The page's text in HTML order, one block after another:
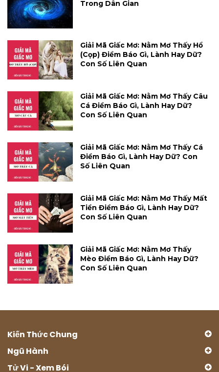
Trong Dân Gian
Giải Mã Giấc Mơ: Nằm Mơ Thấy Hổ
(cọp) Điềm Báo Gì, Lành Hay Dữ?
Con Số Liên Quan
Giải Mã Giấc Mơ: Nằm Mơ Thấy Câu
Cá Điềm Báo Gì, Lành Hay Dữ?
Con Số Liên Quan
Giải Mã Giấc Mơ: Nằm Mơ Thấy Cá
Điềm Báo Gì, Lành Hay Dữ? Con
Số Liên Quan
Giải Mã Giấc Mơ: Nằm Mơ Thấy Mất
Tiền Điềm Báo Gì, Lành Hay Dữ?
Con Số Liên Quan
Giải Mã Giấc Mơ: Nằm Mơ Thấy
Mèo Điềm Báo Gì, Lành Hay Dữ?
Con Số Liên Quan
Kiến Thức Chung
Ngũ Hành
Tử Vi - Xem Bói